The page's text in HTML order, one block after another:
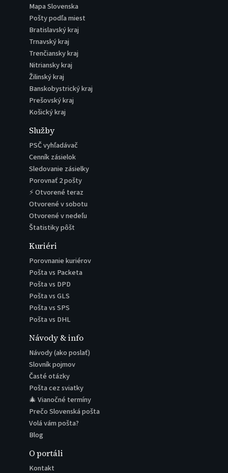
Mapa Slovenska
Pošty podľa miest
Bratislavský kraj
Trnavský kraj
Trenčiansky kraj
Nitriansky kraj
Žilinský kraj
Banskobystrický kraj
Prešovský kraj
Košický kraj
Služby
PSČ vyhľadávač
Cenník zásielok
Sledovanie zásielky
Porovnať 2 pošty
⚡ Otvorené teraz
Otvorené v sobotu
Otvorené v nedeľu
Štatistiky pôšt
Kuriéri
Porovnanie kuriérov
Pošta vs Packeta
Pošta vs DPD
Pošta vs GLS
Pošta vs SPS
Pošta vs DHL
Návody & info
Návody (ako poslať)
Slovník pojmov
Časté otázky
Pošta cez sviatky
🎄 Vianočné termíny
Prečo Slovenská pošta
Volá vám pošta?
Blog
O portáli
Kontakt